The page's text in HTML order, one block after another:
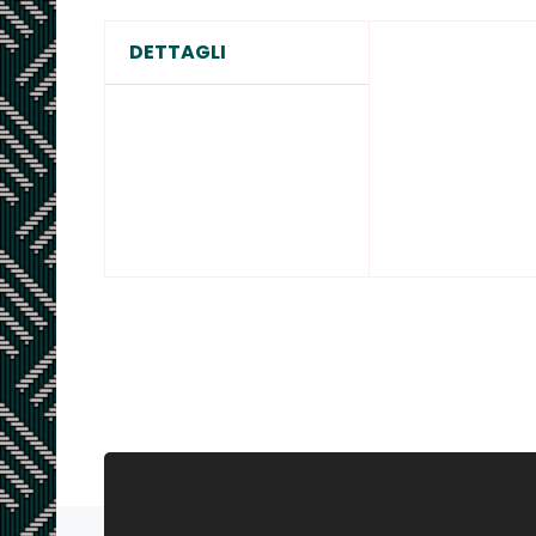
DETTAGLI